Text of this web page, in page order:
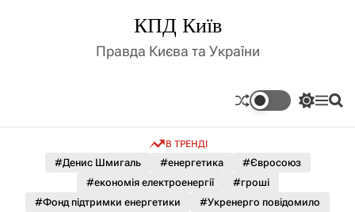
д
КПД Київ
Правда Києва та України
П
м
а
М П
В ТРЕНДІ
#Денис Шмигаль #енергетика
#Євросоюз
#економія електроенергії
#гроші
#Фонд підтримки енергетики
#Укренерго повідомило